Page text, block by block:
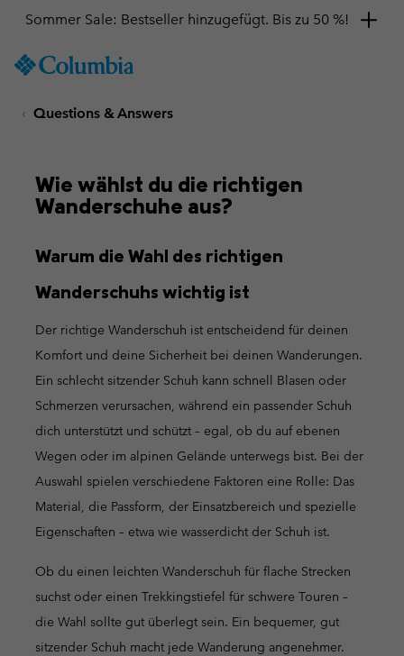
TO
SKIP
SKIP
TO
Sommer Sale: Bestseller hinzugefügt. Bis zu 50 %!
Questions & Answers
Wie wählst du die richtigen
Wanderschuhe aus?
Warum die Wahl des richtigen
Wanderschuhs wichtig ist
Der richtige Wanderschuh ist entscheidend für deinen
Komfort und deine Sicherheit bei deinen Wanderungen.
Ein schlecht sitzender Schuh kann schnell Blasen oder
Schmerzen verursachen, während ein passender Schuh
dich unterstützt und schützt – egal, ob du auf ebenen
Wegen oder im alpinen Gelände unterwegs bist. Bei der
Auswahl spielen verschiedene Faktoren eine Rolle: Das
Material, die Passform, der Einsatzbereich und spezielle
Eigenschaften – etwa wie wasserdicht der Schuh ist.
Ob du einen leichten Wanderschuh für flache Strecken
suchst oder einen Trekkingstiefel für schwere Touren –
die Wahl sollte gut überlegt sein. Ein bequemer, gut
sitzender Schuh macht jede Wanderung angenehmer.